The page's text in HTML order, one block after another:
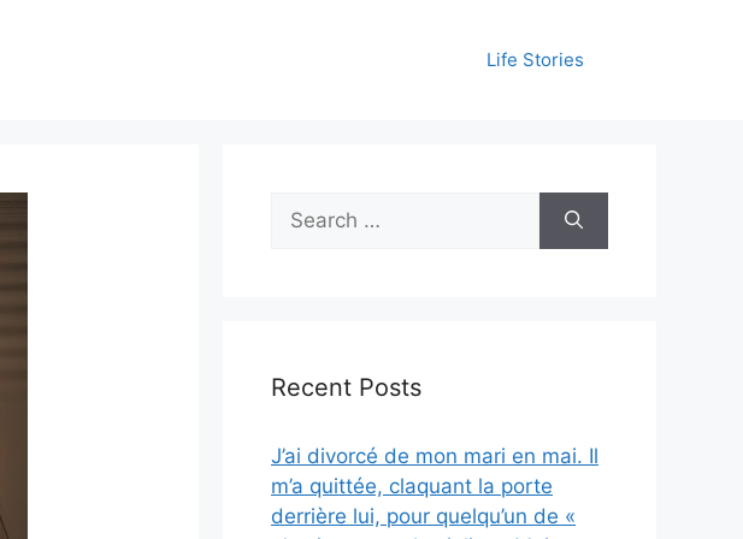
Life Stories
Search
for:
Recent Posts
J’ai divorcé de mon mari en mai. Il
m’a quittée, claquant la porte
derrière lui, pour quelqu’un de «